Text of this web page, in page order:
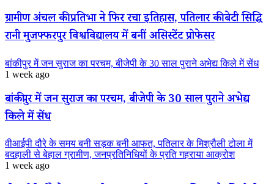
ग्रामीण अंचल की प्रतिभा ने फिर रचा इतिहास, पतिलार की बेटी सिद्धि
रानी मुजफ्फरपुर विश्वविद्यालय में बनीं असिस्टेंट प्रोफेसर
बांकीपुर में जन सुराज का परचम, बीजेपी के 30 साल पुराने अभेद्य किले में सेंध
1 week ago
बांकीपुर में जन सुराज का परचम, बीजेपी के 30 साल पुराने अभेद्य
किले में सेंध
वीआईपी दौरे के समय बनी सड़क बनी आफत, पतिलार के मिश्रौली टोला में
बदहाली से बेहाल ग्रामीण, जनप्रतिनिधियों के प्रति गहराया आक्रोश
1 week ago